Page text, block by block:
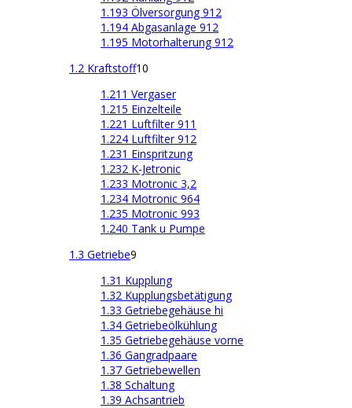
1.193 Ölversorgung 912
1.194 Abgasanlage 912
1.195 Motorhalterung 912
1.2 Kraftstoff10
1.211 Vergaser
1.215 Einzelteile
1.221 Luftfilter 911
1.224 Luftfilter 912
1.231 Einspritzung
1.232 K-Jetronic
1.233 Motronic 3,2
1.234 Motronic 964
1.235 Motronic 993
1.240 Tank u Pumpe
1.3 Getriebe9
1.31 Kupplung
1.32 Kupplungsbetätigung
1.33 Getriebegehäuse hi
1.34 Getriebeölkühlung
1.35 Getriebegehäuse vorne
1.36 Gangradpaare
1.37 Getriebewellen
1.38 Schaltung
1.39 Achsantrieb